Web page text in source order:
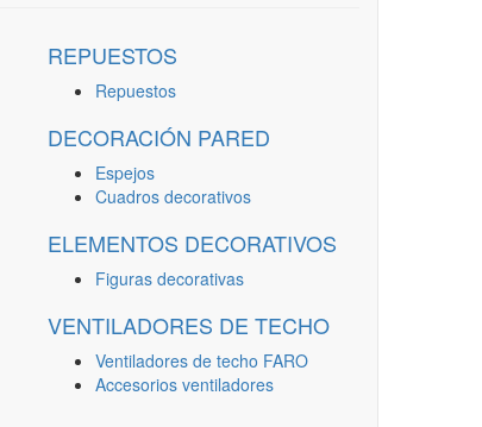
REPUESTOS
Repuestos
DECORACIÓN PARED
Espejos
Cuadros decorativos
ELEMENTOS DECORATIVOS
Figuras decorativas
VENTILADORES DE TECHO
Ventiladores de techo FARO
Accesorios ventiladores